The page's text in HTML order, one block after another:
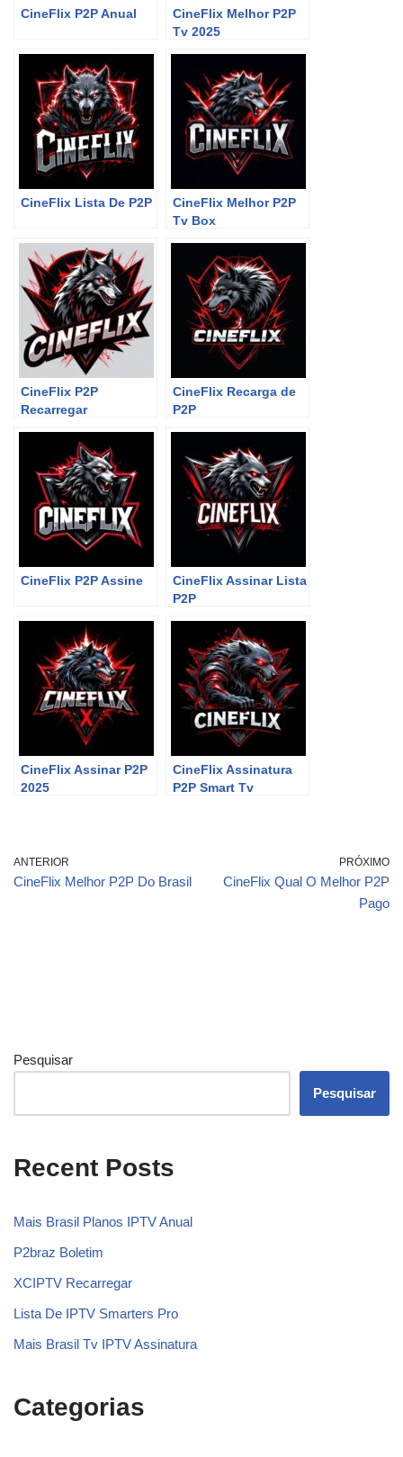
CineFlix P2P Anual
CineFlix Melhor P2P
Tv 2025
CineFlix Lista De P2P
CineFlix Melhor P2P
Tv Box
CineFlix P2P
Recarregar
CineFlix Recarga de
P2P
CineFlix P2P Assine
CineFlix Assinar Lista
P2P
CineFlix Assinar P2P
2025
CineFlix Assinatura
P2P Smart Tv
ANTERIOR
CineFlix Melhor P2P Do Brasil
PRÓXIMO
CineFlix Qual O Melhor P2P
Pago
Pesquisar
Pesquisar
Recent Posts
Mais Brasil Planos IPTV Anual
P2braz Boletim
XCIPTV Recarregar
Lista De IPTV Smarters Pro
Mais Brasil Tv IPTV Assinatura
Categorias